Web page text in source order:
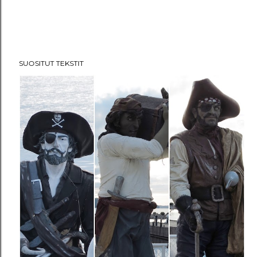
SUOSITUT TEKSTIT